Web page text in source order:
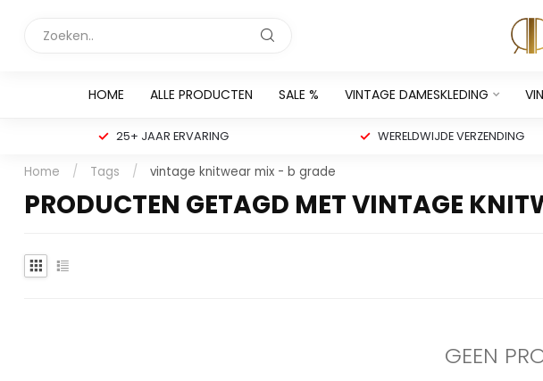
HOME ALLE PRODUCTEN SALE % VINTAGE DAMESKLEDING
25+ JAAR ERVARING WERELDWIJDE VERZENDING
Home / Tags / vintage knitwear mix - b grade
PRODUCTEN GETAGD MET VINTAGE
GEEN